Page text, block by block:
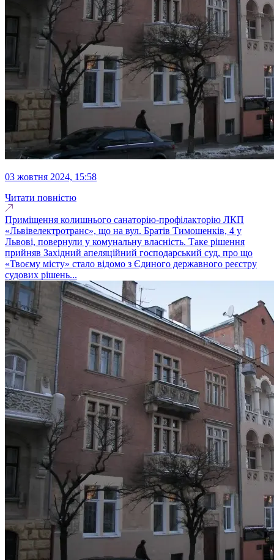
03 жовтня 2024, 15:58
Читати повністю
Приміщення колишнього санаторію-профілакторію ЛКП
«Львівелектротранс», що на вул. Братів Тимошенків, 4 у
Львові, повернули у комунальну власність. Таке рішення
прийняв Західний апеляційний господарський суд, про що
«Твоєму місту» стало відомо з Єдиного державного реєстру
судових рішень...